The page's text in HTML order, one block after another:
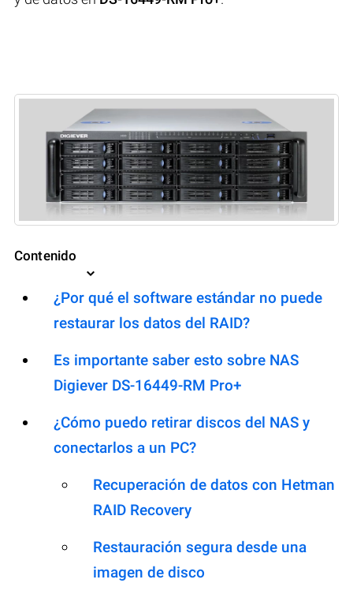
Contenido
¿Por qué el software estándar no puede
restaurar los datos del RAID?
Es importante saber esto sobre NAS
Digiever DS-16449-RM Pro+
¿Cómo puedo retirar discos del NAS y
conectarlos a un PC?
Recuperación de datos con Hetman
RAID Recovery
Restauración segura desde una
imagen de disco